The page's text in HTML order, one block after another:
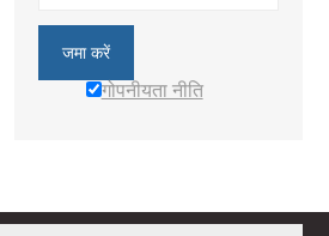
जमा करें
गोपनीयता नीति